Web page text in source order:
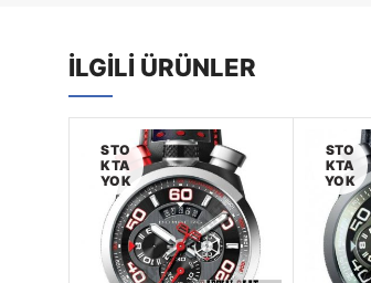
İLGILI ÜRÜNLER
STO
KTA
YOK
STO
KTA
YOK